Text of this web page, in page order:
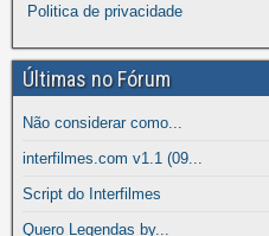
Politica de privacidade
Últimas no Fórum
Não considerar como...
interfilmes.com v1.1 (09...
Script do Interfilmes
Quero Legendas by...